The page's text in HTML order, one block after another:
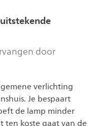
door
verlichting
Je bespaart
de lamp minder